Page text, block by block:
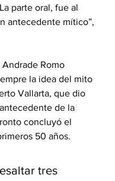
parte oral, fue al
antecedente mítico”,
Andrade Romo
la idea del mito
Vallarta, que dio
de la
concluyó el
50 años.
tres